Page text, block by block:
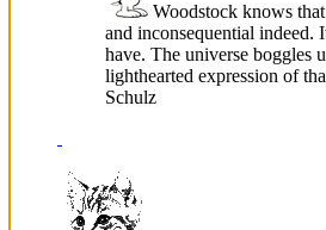
Woodstock knows
and inconsequential indeed.
have. The universe boggles
lighthearted expression of
Schulz